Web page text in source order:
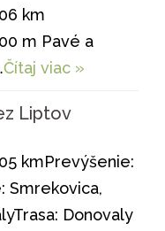
km
m Pavé a
Čítaj viac »
Liptov
kmPrevýšenie:
Smrekovica,
Donovaly